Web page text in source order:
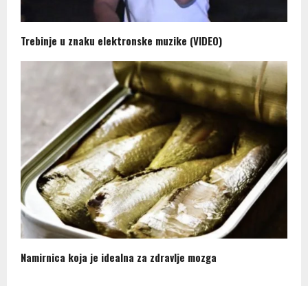
Trebinje u znaku elektronske muzike (VIDEO)
Namirnica koja je idealna za zdravlje mozga